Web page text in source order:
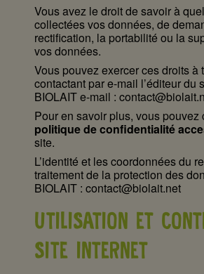
Vous avez le droit de savoir à
collectées vos données, de
rectification, la portabilité ou la
vos données.
Vous pouvez exercer ces droits à
contactant par e-mail l’éditeur du
BIOLAIT e-mail :
Pour en savoir plus, vous pouvez
politique de confidentialité
site.
L’identité et les coordonnées du
traitement de la protection des
BIOLAIT : contact@biolait.net
UTILISATION ET
SITE INTERNET